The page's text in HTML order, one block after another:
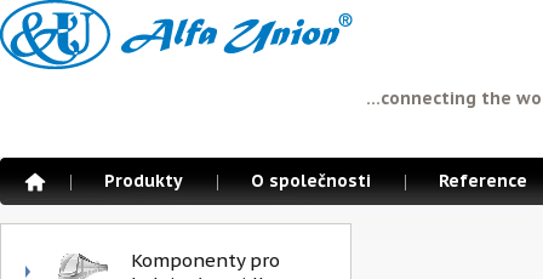
Produkty O společnosti Reference
...connecting the
Komponenty pro